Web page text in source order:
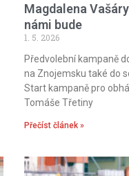
Magdalena
námi bude
1. 5. 2026
Předvolební kampaně
na Znojemsku také do
Start kampaně pro
Tomáše Třetiny
Přečíst článek »